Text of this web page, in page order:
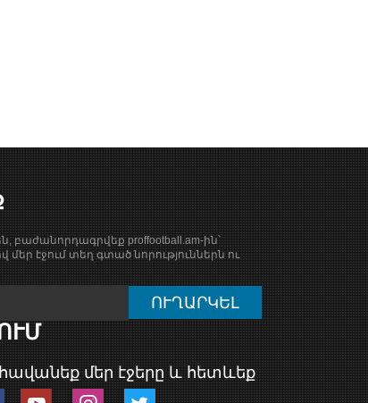
բաժանորդագրվեք proffootball.am-ին՝
էջում տեղ գտած նորություններն ու
մեր էջերը և հետևեք